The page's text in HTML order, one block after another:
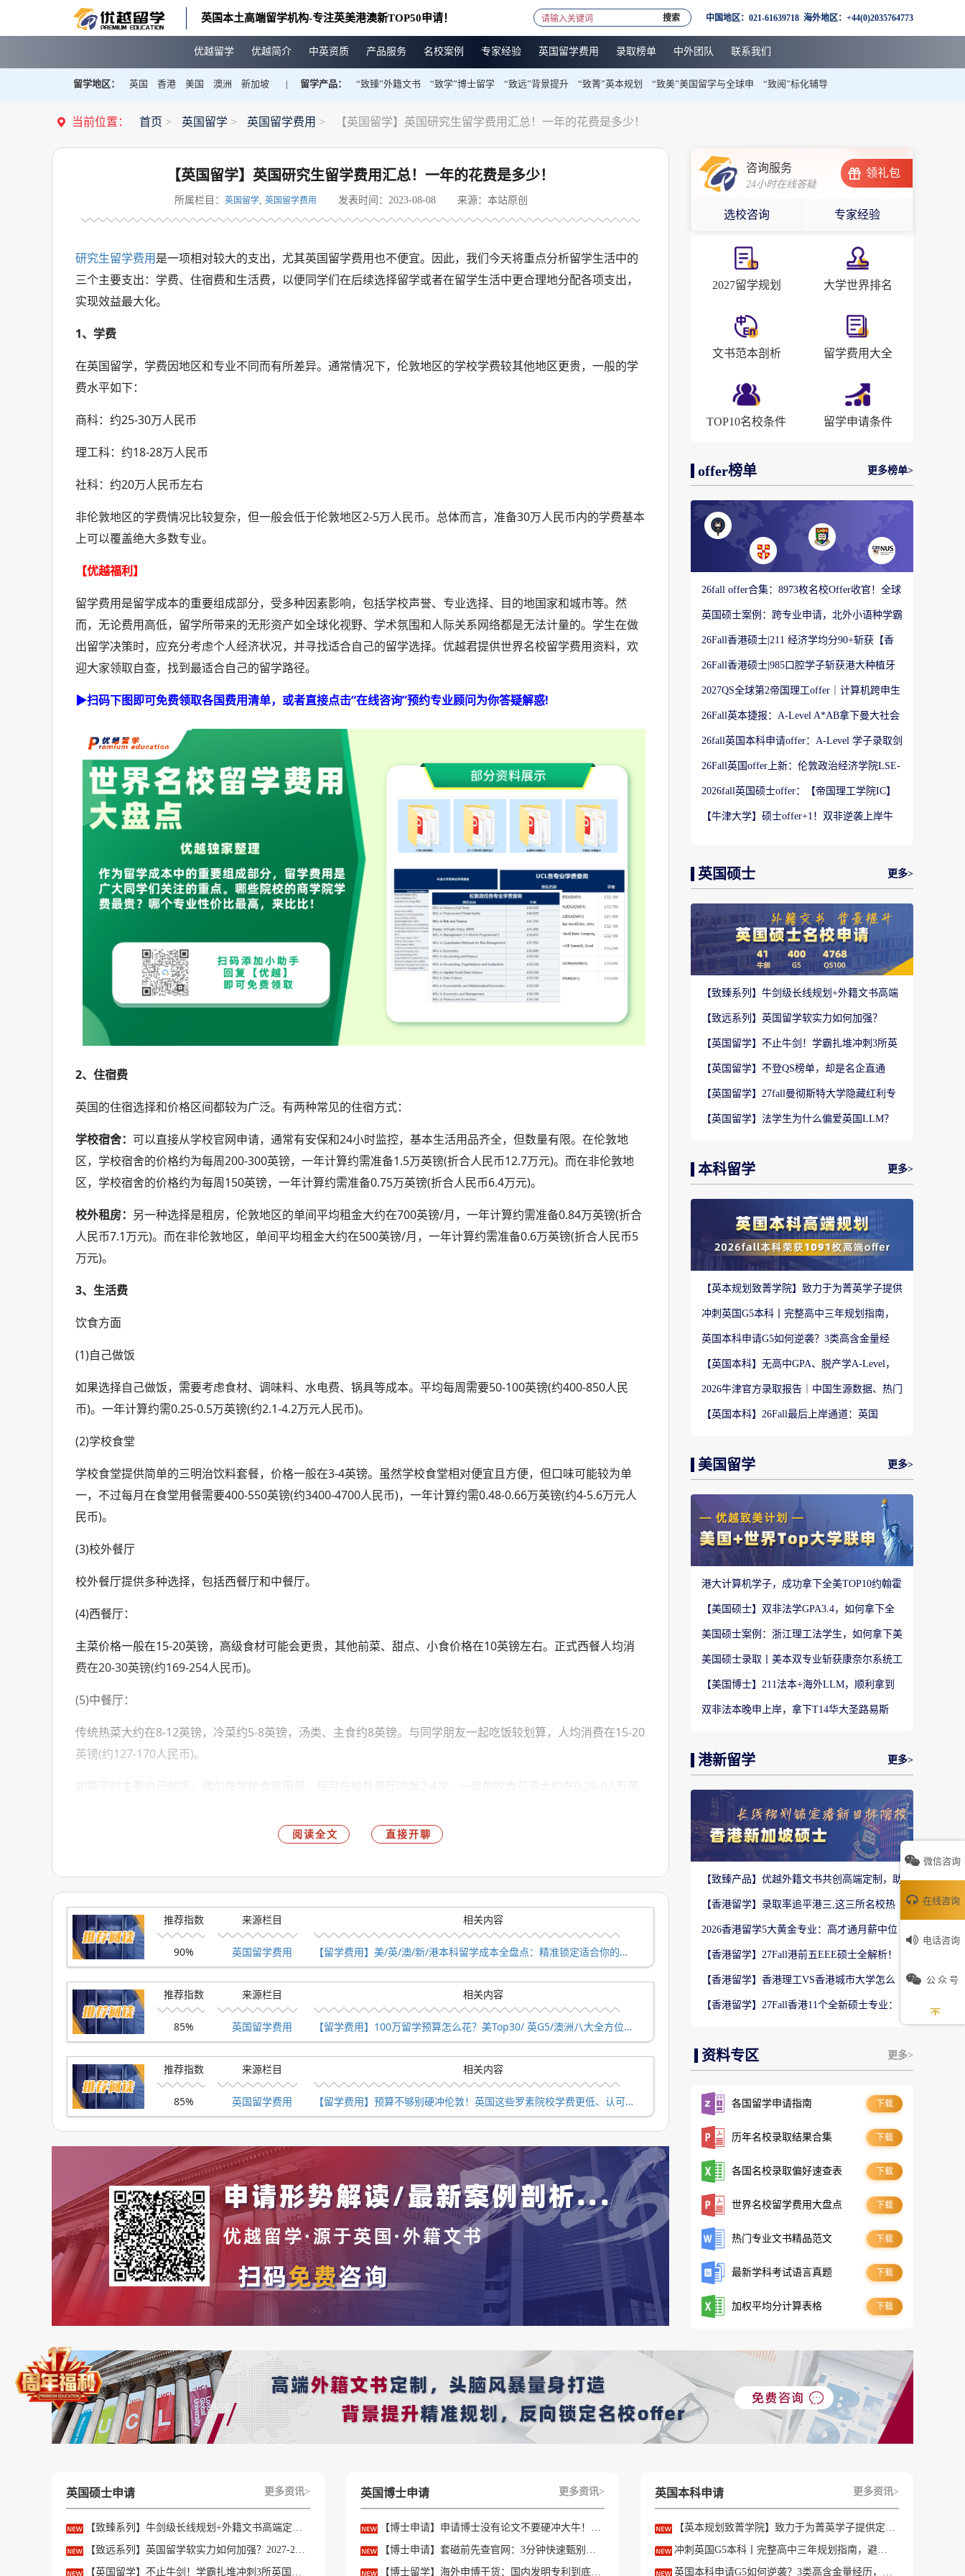
英国本土高端留学机构-专注英美港澳新TOP50申请！ 中国地区：021-61639718 海外地区：+44(0)2035764773
搜索
优越留学 优越简介 中英资质 产品服务 名校案例 专家经验 英国留学费用 录取榜单 中外团队 联系我们
留学地区： 英国 香港 美国 澳洲 新加坡 留学产品： “致臻”外籍文书 “致学”博士留学 “致远”背景提升 “致菁”英本规划 “致美”美国留学与全球申 “致阅”标化辅导
当前位置： 首页 > 英国留学 > 英国留学费用 > 【英国留学】英国研究生留学费用汇总！一年的花费是多少！
【英国留学】英国研究生留学费用汇总！一年的花费是多少！
所属栏目： 英国留学, 英国留学费用 发表时间：2023-08-08 来源：本站原创
研究生留学费用是一项相对较大的支出，尤其英国留学费用也不便宜。因此，我们今天将重点分析留学生活中的
三个主要支出：学费、住宿费和生活费，以便同学们在后续选择留学或者在留学生活中更合理地分配各项支出，
实现效益最大化。
1、学费
在英国留学，学费因地区和专业不同而有所差异。通常情况下，伦敦地区的学校学费较其他地区更贵，一般的学
费水平如下：
商科：约25-30万人民币
理工科：约18-28万人民币
社科：约20万人民币左右
非伦敦地区的学费情况比较复杂，但一般会低于伦敦地区2-5万人民币。总体而言，准备30万人民币内的学费基本
上可以覆盖绝大多数专业。
【优越福利】
留学费用是留学成本的重要组成部分，受多种因素影响，包括学校声誉、专业选择、目的地国家和城市等。然
而，无论费用高低，留学所带来的无形资产如全球化视野、学术氛围和人际关系网络都是无法计量的。学生在做
出留学决策时，应充分考虑个人经济状况，并寻找适合自己的留学选择。优越君提供世界名校留学费用资料，欢
迎大家领取自查，找到最适合自己的留学路径。
▶扫码下图即可免费领取各国费用清单，或者直接点击“在线咨询”预约专业顾问为你答疑解惑!
2、住宿费
英国的住宿选择和价格区间都较为广泛。有两种常见的住宿方式：
学校宿舍： 可以直接从学校官网申请，通常有安保和24小时监控，基本生活用品齐全，但数量有限。在伦敦地
区，学校宿舍的价格约为每周200-300英镑，一年计算约需准备1.5万英镑(折合人民币12.7万元)。而在非伦敦地
区，学校宿舍的价格约为每周150英镑，一年计算约需准备0.75万英镑(折合人民币6.4万元)。
校外租房： 另一种选择是租房，伦敦地区的单间平均租金大约在700英镑/月，一年计算约需准备0.84万英镑(折合
人民币7.1万元)。而在非伦敦地区，单间平均租金大约在500英镑/月，一年计算约需准备0.6万英镑(折合人民币5
万元)。
3、生活费
饮食方面
(1)自己做饭
如果选择自己做饭，需要考虑食材、调味料、水电费、锅具等成本。平均每周需要50-100英镑(约400-850人民
币)。一年计算约需0.25-0.5万英镑(约2.1-4.2万元人民币)。
(2)学校食堂
学校食堂提供简单的三明治饮料套餐，价格一般在3-4英镑。虽然学校食堂相对便宜且方便，但口味可能较为单
一，不过每月在食堂用餐需要400-550英镑(约3400-4700人民币)，一年计算约需0.48-0.66万英镑(约4-5.6万元人
民币)。
(3)校外餐厅
校外餐厅提供多种选择，包括西餐厅和中餐厅。
(4)西餐厅：
主菜价格一般在15-20英镑，高级食材可能会更贵，其他前菜、甜点、小食价格在10英镑左右。正式西餐人均消
费在20-30英镑(约169-254人民币)。
(5)中餐厅：
传统热菜大约在8-12英镑，冷菜约5-8英镑，汤类、主食约8英镑。与同学朋友一起吃饭较划算，人均消费在15-20
英镑(约127-170人民币)。
67元)，兼职收入约为5000-8000英镑/年(折合人民币4.2-6.7万元)。
综上所述，英国留学一年的总费用大致在28.3-47.5万元范围内，其中学费是主要支出，同时考虑住宿费和生活费
的合理安排，以及兼职收入的补充，有助于实现经济支出的最大化效益。
【优越留学】
如果你也计划去英国留学，但对自己是否符合申请英国目标院校和专业的条件不确定，不要担心，我们可以帮忙!
我们拥有专业导师团队，将全程陪伴你完成申请过程，让你少走弯路，事半功倍!
优越留学是一家在英国注册的中介机构，受到过受到英国工商局，英国外交部、伦敦使馆、英国移民局，英国本
科官方招生中心(UCAS)多重认证。如果想在去英国留学之后还能得到支持和帮助，可以直接联系优越留学伦敦公
司的专业团队为你出谋划策!
以上是【英国研究生留学费用汇总！一年的花费是多少！】相关的全部内容，查看更多【研究生留学费用
资讯可前往【 优越留学 】首页！详细申请规划及方案定制请预约优越留学顾问为你一对一解答！
阅读全文 直接开聊
推荐指数
90%
来源栏目
英国留学费用
相关内容
【留学费用】美/英/澳/新/港本科留学成本全盘点：精准锁定适合你的留学目的地
推荐指数
85%
来源栏目
英国留学费用
相关内容
【留学费用】100万留学预算怎么花？美Top30/ 英G5/澳洲八大全方位对比
推荐指数
85%
来源栏目
英国留学费用
相关内容
【留学费用】预算不够别硬冲伦敦！英国这些罗素院校学费更低、认可度高
咨询服务
24小时在线答疑
选校咨询 专家经验
领礼包
2027留学规划 大学世界排名
文书范本剖析 留学费用大全
TOP10名校条件 留学申请条件
offer榜单 更多榜单>
26fall offer合集：8973枚名校Offer收官！全球
英国硕士案例：跨专业申请，北外小语种学霸
26Fall香港硕士|211 经济学均分90+斩获【香
26Fall香港硕士|985口腔学子斩获港大种植牙
2027QS全球第2帝国理工offer｜计算机跨申生
26Fall英本捷报：A-Level A*AB拿下曼大社会
26fall英国本科申请offer：A-Level 学子录取剑
26Fall英国offer上新：伦敦政治经济学院LSE-
2026fall英国硕士offer：【帝国理工学院IC】
【牛津大学】硕士offer+1！双非逆袭上岸牛
英国硕士 更多>
【致臻系列】牛剑级长线规划+外籍文书高端
【致远系列】英国留学软实力如何加强？
【英国留学】不止牛剑！学霸扎堆冲刺3所英
【英国留学】不登QS榜单，却是名企直通
【英国留学】27fall曼彻斯特大学隐藏红利专
【英国留学】法学生为什么偏爱英国LLM？
本科留学 更多>
【英本规划致菁学院】致力于为菁英学子提供
冲刺英国G5本科丨完整高中三年规划指南，
英国本科申请G5如何逆袭？3类高含金量经
【英国本科】无高中GPA、脱产学A-Level，
2026牛津官方录取报告｜中国生源数据、热门
【英国本科】26Fall最后上岸通道：英国
美国留学 更多>
港大计算机学子，成功拿下全美TOP10约翰霍
【美国硕士】双非法学GPA3.4，如何拿下全
美国硕士案例：浙江理工法学生，如何拿下美
美国硕士录取丨美本双专业斩获康奈尔系统工
【美国博士】211法本+海外LLM，顺利拿到
双非法本晚申上岸，拿下T14华大圣路易斯
港新留学 更多>
【致臻产品】优越外籍文书共创高端定制，助
【香港留学】录取率追平港三,这三所名校热
2026香港留学5大黄金专业：高才通月薪中位
【香港留学】27Fall港前五EEE硕士全解析！
【香港留学】香港理工VS香港城市大学怎么
【香港留学】27Fall香港11个全新硕士专业：
资料专区 更多>
各国留学申请指南 下载
历年名校录取结果合集 下载
各国名校录取偏好速查表 下载
世界名校留学费用大盘点 下载
热门专业文书精品范文 下载
最新学科考试语言真题 下载
加权平均分计算表格 下载
英国硕士申请 更多资讯>
【致臻系列】牛剑级长线规划+外籍文书高端定制，助力冲刺名校硕士offer！
【致远系列】英国留学软实力如何加强？2027-28fall精准定制背景提升！
【英国留学】不止牛剑！学霸扎堆冲刺3所英国顶尖院校，申请难度不输牛津剑桥
英国博士申请 更多资讯>
【博士申请】申请博士没有论文不要硬冲大牛！学会精准筛选导师
【博士申请】套磁前先查官网：3分钟快速甄别只收985/高绩点的内卷课题组
【博士留学】海外申博干货：国内发明专利到底能不能加分？含金量一文讲透
英国本科申请 更多资讯>
【英本规划致菁学院】致力于为菁英学子提供定制式升学规划服务！
冲刺英国G5本科丨完整高中三年规划指南，避开 90% 申请者踩过的坑
英国本科申请G5如何逆袭？3类高含金量经历，快速拉开文书差距
微信咨询
在线咨询
电话咨询
公 众 号